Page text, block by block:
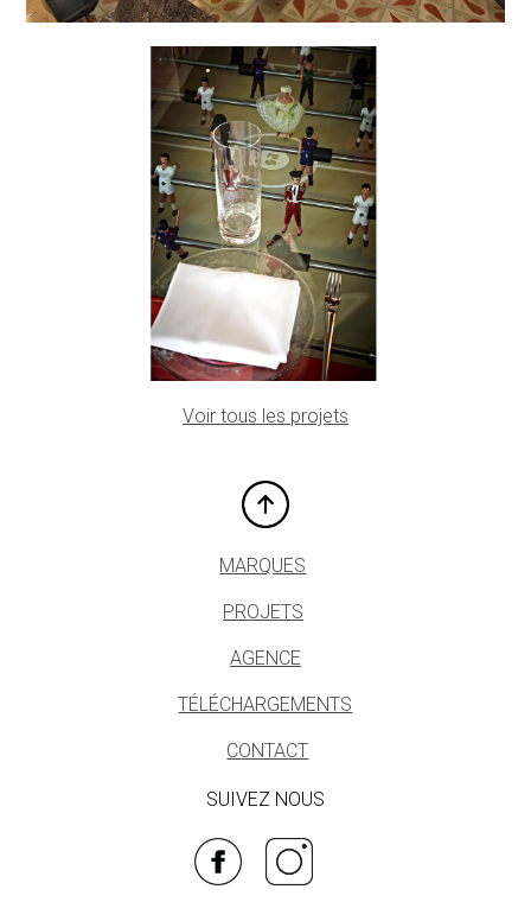
Voir tous les projets
MARQUES
PROJETS
AGENCE
TÉLÉCHARGEMENTS
CONTACT
SUIVEZ NOUS